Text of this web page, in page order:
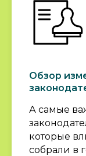
Обзор
А самые
которые
собрали в